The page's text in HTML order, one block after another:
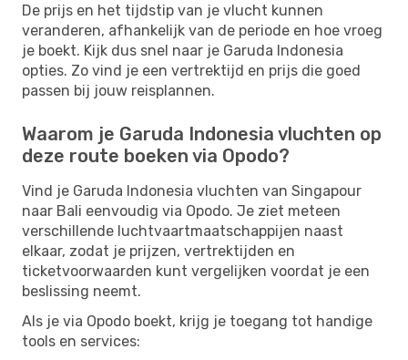
De prijs en het tijdstip van je vlucht kunnen
veranderen, afhankelijk van de periode en hoe vroeg
je boekt. Kijk dus snel naar je Garuda Indonesia
opties. Zo vind je een vertrektijd en prijs die goed
passen bij jouw reisplannen.
Waarom je Garuda Indonesia vluchten op
deze route boeken via Opodo?
Vind je Garuda Indonesia vluchten van Singapour
naar Bali eenvoudig via Opodo. Je ziet meteen
verschillende luchtvaartmaatschappijen naast
elkaar, zodat je prijzen, vertrektijden en
ticketvoorwaarden kunt vergelijken voordat je een
beslissing neemt.
Als je via Opodo boekt, krijg je toegang tot handige
tools en services: